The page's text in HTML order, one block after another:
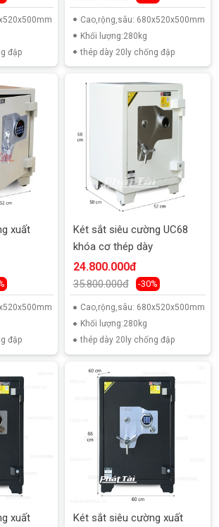
đập
Cao,rộng,sâu: 680x520x500mm
Khối lượng:280kg
thép dày 20ly chống đập
xuất
đập
Két sắt siêu cường UC68
khóa cơ thép dày
24.800.000đ
35.800.000đ -30%
Cao,rộng,sâu: 680x520x500mm
Khối lượng:280kg
thép dày 20ly chống đập
xuất
Két sắt siêu cường xuất